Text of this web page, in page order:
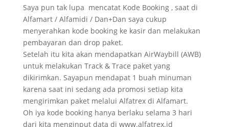
Saya pun tak lupa mencatat Kode Booking , saat di
Alfamart / Alfamidi / Dan+Dan saya cukup
menyerahkan kode booking ke kasir dan melakukan
pembayaran dan drop paket.
Setelah itu kita akan mendapatkan AirWaybill (AWB)
untuk melakukan Track & Trace paket yang
dikirimkan. Sayapun mendapat 1 buah minuman
karena saat ini sedang ada promosi setiap kita
mengirimkan paket melalui Alfatrex di Alfamart.
Oh iya kode booking hanya berlaku selama 3 hari
dari kita menginput data di www.alfatrex.id